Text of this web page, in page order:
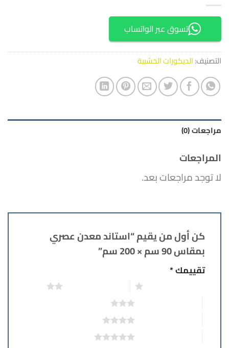
تسوق عبر الواتساب
التصنيف:الديكورات الخشبية
مراجعات (0)
المراجعات
لا توجد مراجعات بعد.
كن أول من يقيم “استاند معدن عصري
بمقاس 90 سم × 200 سم”
تقييمك*